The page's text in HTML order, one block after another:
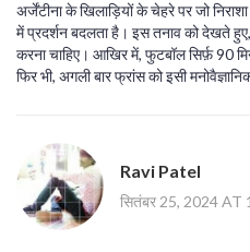
अर्जेंटीना के खिलाड़ियों के चेहरे पर जो
में प्रदर्शन बदलता है। इस तनाव को देखते
करना चाहिए। आखिर में, फुटबॉल सिर्फ़ 90
फिर भी, अगली बार फ्रांस को इसी
Ravi Patel
सितंबर 25, 2024 AT